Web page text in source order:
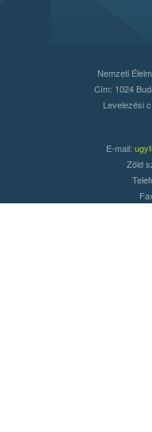
Nemzeti
Cím: 1024
Levelezési
E-mail:
Zöld